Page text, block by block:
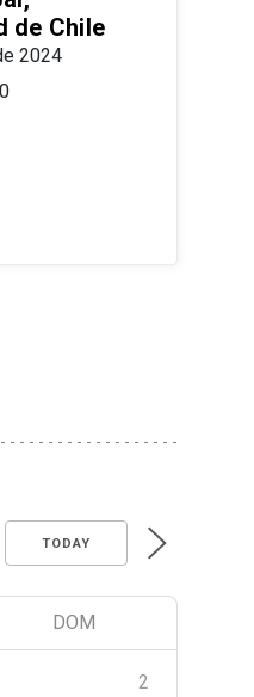
de Chile
2024
TODAY
DOM
2